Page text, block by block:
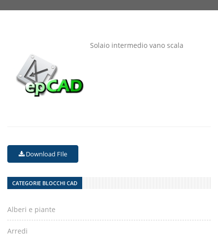
Solaio intermedio vano scala
Download FIle
CATEGORIE BLOCCHI CAD
Alberi e piante
Arredi